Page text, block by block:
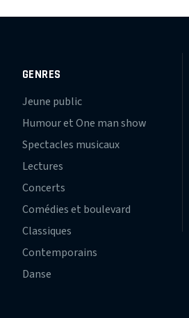
GENRES
Jeune public
Humour et One man show
Spectacles musicaux
Lectures
Concerts
Comédies et boulevard
Classiques
Contemporains
Danse